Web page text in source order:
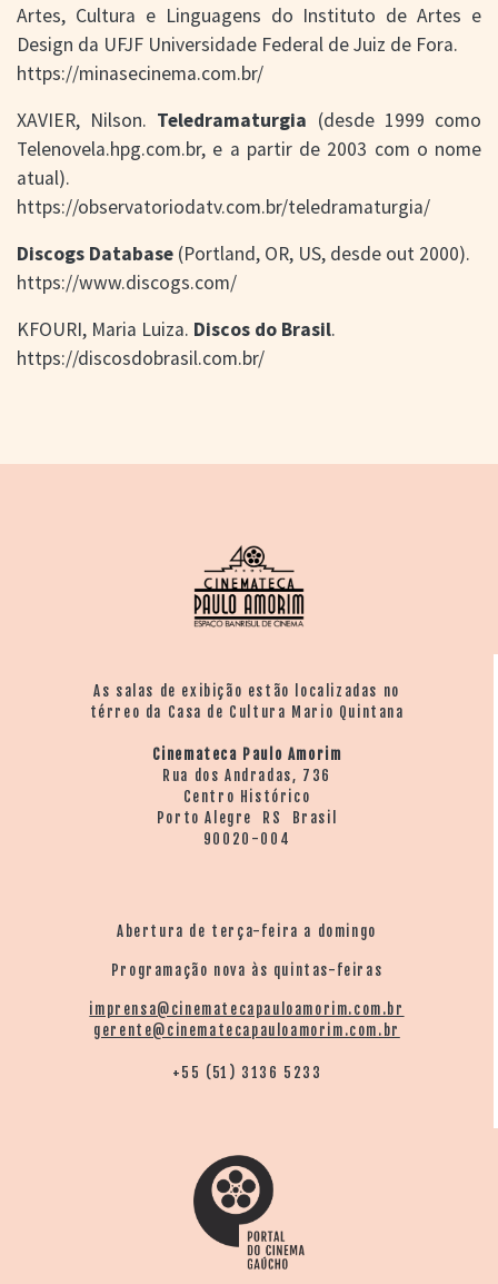
Artes, Cultura e Linguagens do Instituto de Artes e
Design da UFJF Universidade Federal de Juiz de Fora.
https://minasecinema.com.br/
XAVIER, Nilson. Teledramaturgia (desde 1999 como
Telenovela.hpg.com.br, e a partir de 2003 com o nome
atual).
https://observatoriodatv.com.br/teledramaturgia/
Discogs Database (Portland, OR, US, desde out 2000).
https://www.discogs.com/
KFOURI, Maria Luiza. Discos do Brasil.
https://discosdobrasil.com.br/
As salas de exibição estão localizadas no
térreo da Casa de Cultura Mario Quintana
Cinemateca Paulo Amorim
Rua dos Andradas, 736
Centro Histórico
Porto Alegre RS Brasil
90020-004
Abertura de terça-feira a domingo
Programação nova às quintas-feiras
imprensa@cinematecapauloamorim.com.br
gerente@cinematecapauloamorim.com.br
+55 (51) 3136 5233